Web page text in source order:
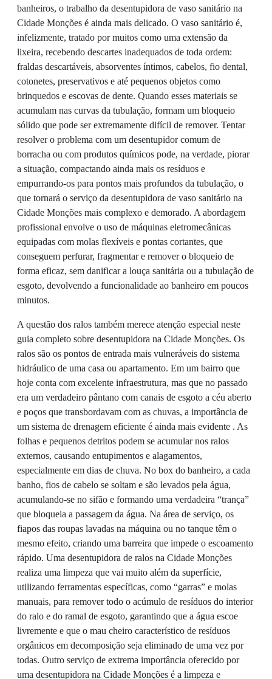
banheiros, o trabalho da desentupidora de vaso sanitário na
Cidade Monções é ainda mais delicado. O vaso sanitário é,
infelizmente, tratado por muitos como uma extensão da
lixeira, recebendo descartes inadequados de toda ordem:
fraldas descartáveis, absorventes íntimos, cabelos, fio dental,
cotonetes, preservativos e até pequenos objetos como
brinquedos e escovas de dente. Quando esses materiais se
acumulam nas curvas da tubulação, formam um bloqueio
sólido que pode ser extremamente difícil de remover. Tentar
resolver o problema com um desentupidor comum de
borracha ou com produtos químicos pode, na verdade, piorar
a situação, compactando ainda mais os resíduos e
empurrando-os para pontos mais profundos da tubulação, o
que tornará o serviço da desentupidora de vaso sanitário na
Cidade Monções mais complexo e demorado. A abordagem
profissional envolve o uso de máquinas eletromecânicas
equipadas com molas flexíveis e pontas cortantes, que
conseguem perfurar, fragmentar e remover o bloqueio de
forma eficaz, sem danificar a louça sanitária ou a tubulação de
esgoto, devolvendo a funcionalidade ao banheiro em poucos
minutos.
A questão dos ralos também merece atenção especial neste
guia completo sobre desentupidora na Cidade Monções. Os
ralos são os pontos de entrada mais vulneráveis do sistema
hidráulico de uma casa ou apartamento. Em um bairro que
hoje conta com excelente infraestrutura, mas que no passado
era um verdadeiro pântano com canais de esgoto a céu aberto
e poços que transbordavam com as chuvas, a importância de
um sistema de drenagem eficiente é ainda mais evidente . As
folhas e pequenos detritos podem se acumular nos ralos
externos, causando entupimentos e alagamentos,
especialmente em dias de chuva. No box do banheiro, a cada
banho, fios de cabelo se soltam e são levados pela água,
acumulando-se no sifão e formando uma verdadeira “trança”
que bloqueia a passagem da água. Na área de serviço, os
fiapos das roupas lavadas na máquina ou no tanque têm o
mesmo efeito, criando uma barreira que impede o escoamento
rápido. Uma desentupidora de ralos na Cidade Monções
realiza uma limpeza que vai muito além da superfície,
utilizando ferramentas específicas, como “garras” e molas
manuais, para remover todo o acúmulo de resíduos do interior
do ralo e do ramal de esgoto, garantindo que a água escoe
livremente e que o mau cheiro característico de resíduos
orgânicos em decomposição seja eliminado de uma vez por
todas. Outro serviço de extrema importância oferecido por
uma desentupidora na Cidade Monções é a limpeza e